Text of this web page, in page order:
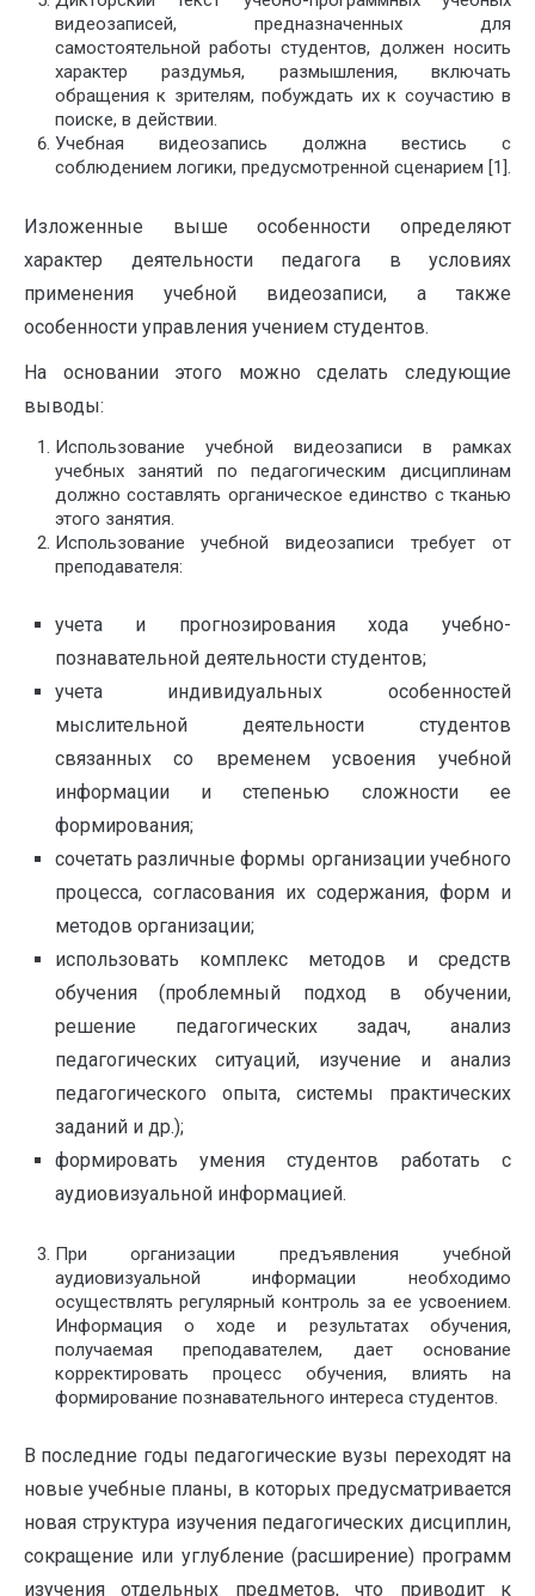
видеозаписей, предназначенных для
самостоятельной работы студентов, должен носить
характер раздумья, размышления, включать
обращения к зрителям, побуждать их к соучастию в
поиске, в действии.
Учебная видеозапись должна вестись с
соблюдением логики, предусмотренной сценарием [1].
Изложенные выше особенности определяют
характер деятельности педагога в условиях
применения учебной видеозаписи, а также
особенности управления учением студентов.
На основании этого можно сделать следующие
выводы:
Использование учебной видеозаписи в рамках
учебных занятий по педагогическим дисциплинам
должно составлять органическое единство с тканью
этого занятия.
Использование учебной видеозаписи требует от
преподавателя:
учета и прогнозирования хода учебно-
познавательной деятельности студентов;
учета индивидуальных особенностей
мыслительной деятельности студентов
связанных со временем усвоения учебной
информации и степенью сложности ее
формирования;
сочетать различные формы организации учебного
процесса, согласования их содержания, форм и
методов организации;
использовать комплекс методов и средств
обучения (проблемный подход в обучении,
решение педагогических задач, анализ
педагогических ситуаций, изучение и анализ
педагогического опыта, системы практических
заданий и др.);
формировать умения студентов работать с
аудиовизуальной информацией.
При организации предъявления учебной
аудиовизуальной информации необходимо
осуществлять регулярный контроль за ее усвоением.
Информация о ходе и результатах обучения,
получаемая преподавателем, дает основание
корректировать процесс обучения, влиять на
формирование познавательного интереса студентов.
В последние годы педагогические вузы переходят на
новые учебные планы, в которых предусматривается
новая структура изучения педагогических дисциплин,
сокращение или углубление (расширение) программ
изучения отдельных предметов, что приводит к